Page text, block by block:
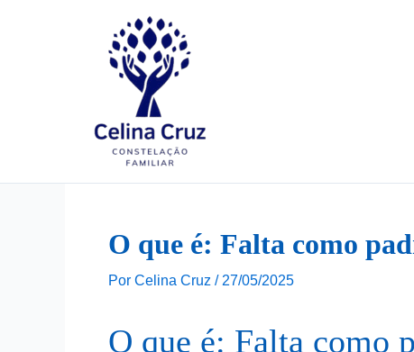
O que é: Falta como
Por Celina Cruz / 27/05/2025
O que é: Falta como